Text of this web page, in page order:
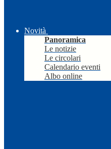
Novità
Panoramica
Le notizie
Le circolari
Calendario eventi
Albo online